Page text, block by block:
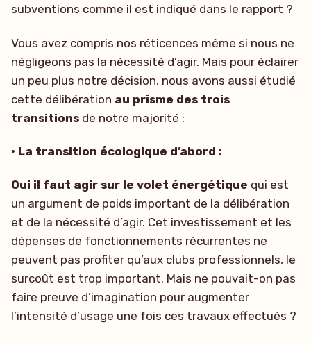
subventions comme il est indiqué dans le rapport ?
Vous avez compris nos réticences même si nous ne
négligeons pas la nécessité d’agir. Mais pour éclairer
un peu plus notre décision, nous avons aussi étudié
cette délibération au prisme des trois
transitions de notre majorité :
• La transition écologique d’abord :
Oui il faut agir sur le volet énergétique qui est
un argument de poids important de la délibération
et de la nécessité d’agir. Cet investissement et les
dépenses de fonctionnements récurrentes ne
peuvent pas profiter qu’aux clubs professionnels, le
surcoût est trop important. Mais ne pouvait-on pas
faire preuve d’imagination pour augmenter
l’intensité d’usage une fois ces travaux effectués ?